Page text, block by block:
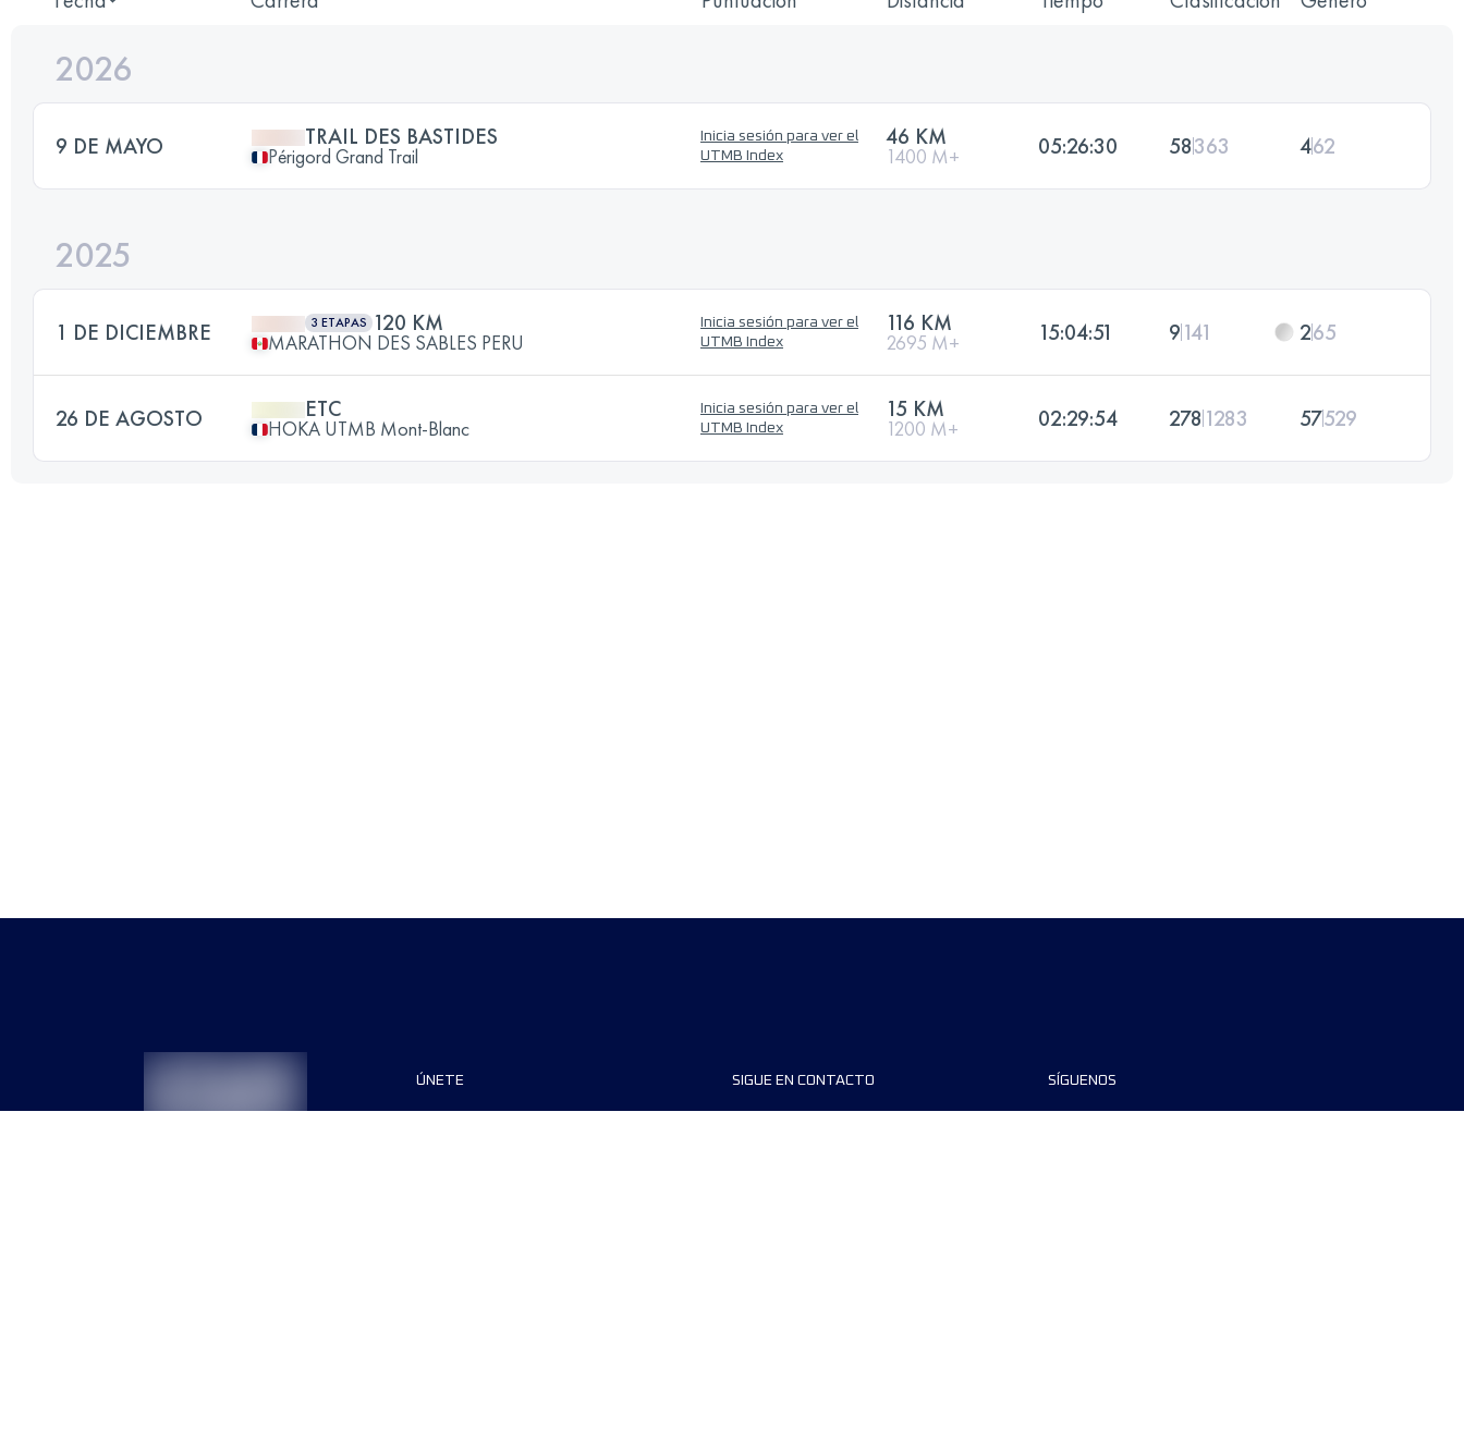
2026
9 DE MAYO TRAIL DES BASTIDES
Périgord Grand Trail
Inicia sesión para ver el
UTMB Index
46 KM
1400 M+ 05:26:30 58363 462
2025
1 DE DICIEMBRE 3 ETAPAS 120 KM
MARATHON DES SABLES PERU
Inicia sesión para ver el
UTMB Index
116 KM
2695 M+ 15:04:51 9141 265
26 DE AGOSTO ETC
HOKA UTMB Mont-Blanc
Inicia sesión para ver el
UTMB Index
15 KM
1200 M+ 02:29:54 278 1283 57529
ÚNETE SIGUE EN CONTACTO SÍGUENOS